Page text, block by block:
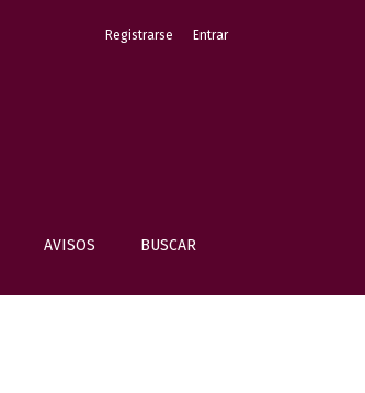
AVISOS BUSCAR
Registrarse Entrar